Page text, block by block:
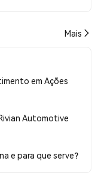
Mais
em Ações
Automotive
e para que serve?